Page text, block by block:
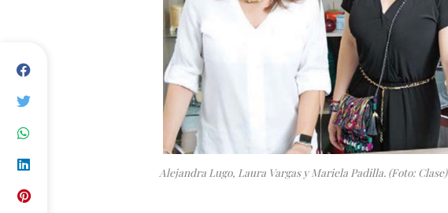
Alejandra Lugo, Laura Vargas y Mariela Padilla. (Foto: Clase)